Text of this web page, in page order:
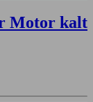
Motor kalt